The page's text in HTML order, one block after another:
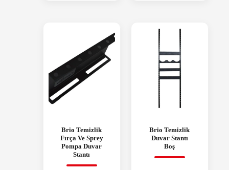
Brio Temizlik
Fırça Ve Sprey
Pompa Duvar
Stantı
Brio Temizlik
Duvar Stantı
Boş